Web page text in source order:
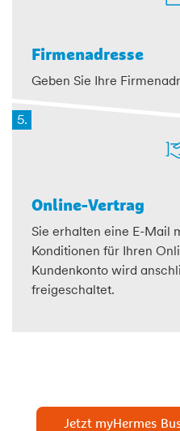
Firmenadresse
Geben Sie Ihre
5.
Online-Vertrag
Sie erhalten eine E-Mail
Konditionen für Ihren
Kundenkonto wird
freigeschaltet.
Jetzt myHermes